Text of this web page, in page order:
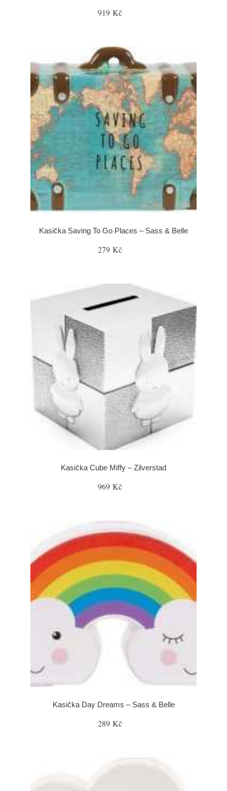
919 Kč
Kasička Saving To Go Places – Sass & Belle
279 Kč
Kasička Cube Miffy – Zilverstad
969 Kč
Kasička Day Dreams – Sass & Belle
289 Kč